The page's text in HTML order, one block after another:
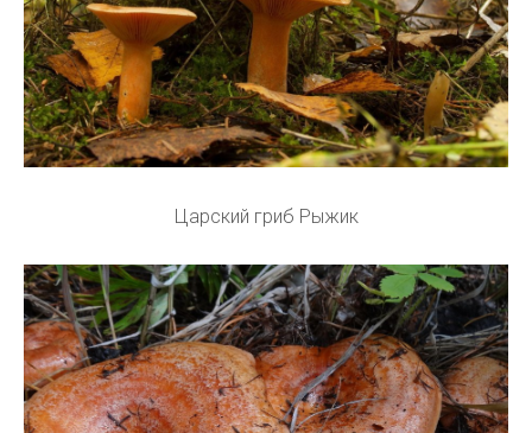
Царский гриб Рыжик